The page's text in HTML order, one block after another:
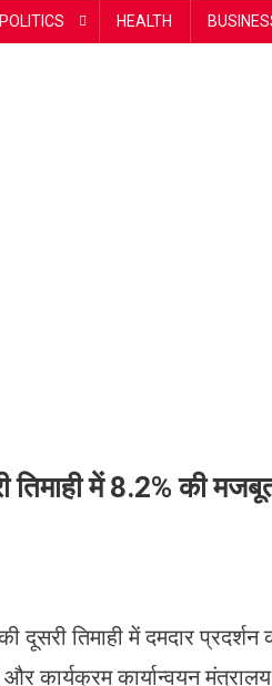
POLITICS HEALTH
तिमाही में 8.2% की
दूसरी तिमाही में दमदार
कार्यक्रम कार्यान्वयन